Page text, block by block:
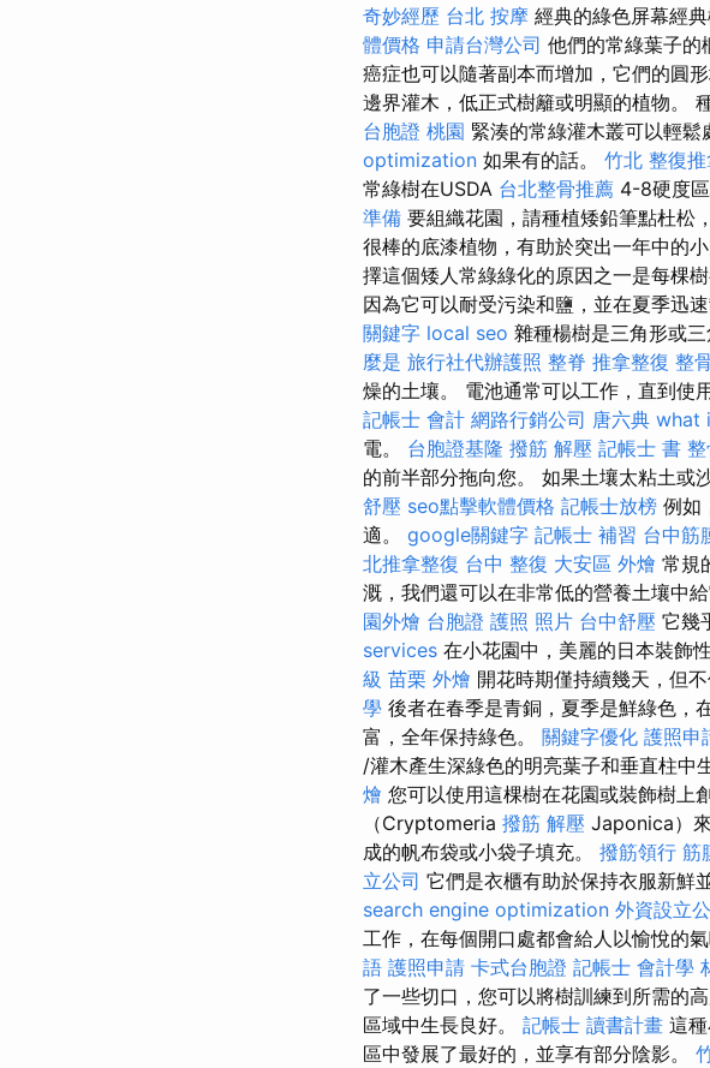
奇妙經歷 台北 按摩 經典的綠色屏幕經
體價格 申請台灣公司 他們的常綠葉子的
癌症也可以隨著副本而增加，它們的圓
邊界灌木，低正式樹籬或明顯的植物。
台胞證 桃園 緊湊的常綠灌木叢可以輕
optimization 如果有的話。 竹北 整復推
常綠樹在USDA 台北整骨推薦 4-8硬度
準備 要組織花園，請種植矮鉛筆點杜松
很棒的底漆植物，有助於突出一年中的
擇這個矮人常綠綠化的原因之一是每棵
因為它可以耐受污染和鹽，並在夏季迅
關鍵字 local seo 雜種楊樹是三角形或
麼是 旅行社代辦護照 整脊 推拿整復 整
燥的土壤。 電池通常可以工作，直到使
記帳士 會計 網路行銷公司 唐六典 what
電。 台胞證基隆 撥筋 解壓 記帳士 書
的前半部分拖向您。 如果土壤太粘土或
舒壓 seo點擊軟體價格 記帳士放榜 例如
適。 google關鍵字 記帳士 補習 台中筋
北推拿整復 台中 整復 大安區 外燴 常規
溉，我們還可以在非常低的營養土壤中
園外燴 台胞證 護照 照片 台中舒壓 它幾
services 在小花園中，美麗的日本裝飾
級 苗栗 外燴 開花時期僅持續幾天，但
學 後者在春季是青銅，夏季是鮮綠色，
富，全年保持綠色。 關鍵字優化 護照申
/灌木產生深綠色的明亮葉子和垂直柱中
燴 您可以使用這棵樹在花園或裝飾樹上
（Cryptomeria 撥筋 解壓 Japonica）
成的帆布袋或小袋子填充。 撥筋領行 筋
立公司 它們是衣櫃有助於保持衣服新鮮
search engine optimization 外資設立
工作，在每個開口處都會給人以愉悅的
語 護照申請 卡式台胞證 記帳士 會計學
了一些切口，您可以將樹訓練到所需的高
區域中生長良好。 記帳士 讀書計畫 這
區中發展了最好的，並享有部分陰影。